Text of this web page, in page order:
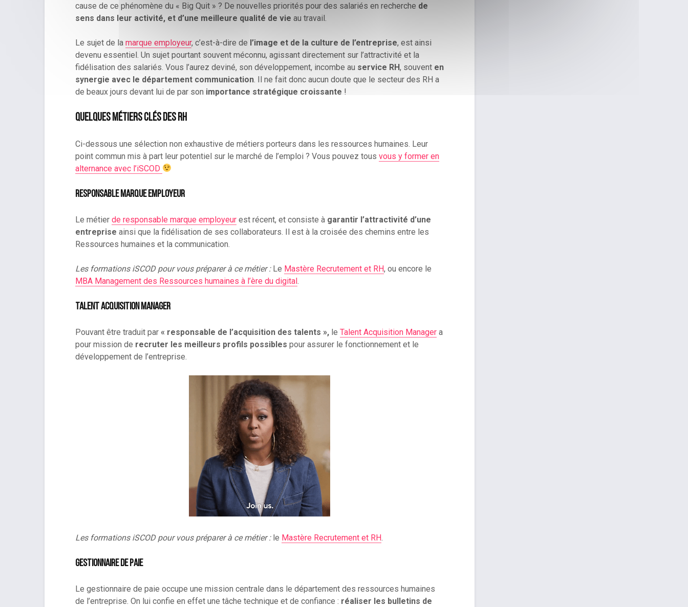
cause de ce phénomène du « Big Quit » ? De nouvelles priorités pour des salariés en recherche de
sens dans leur activité, et d’une meilleure qualité de vie au travail.
Le sujet de la marque employeur, c’est-à-dire de l’image et de la culture de l’entreprise, est ainsi
devenu essentiel. Un sujet pourtant souvent méconnu, agissant directement sur l’attractivité et la
fidélisation des salariés. Vous l’aurez deviné, son développement, incombe au service RH, souvent en
synergie avec le département communication . Il ne fait donc aucun doute que le secteur des RH a
de beaux jours devant lui de par son importance stratégique croissante !
Quelques métiers clés des RH
Ci-dessous une sélection non exhaustive de métiers porteurs dans les ressources humaines. Leur
point commun mis à part leur potentiel sur le marché de l’emploi ? Vous pouvez tous vous y former en
alternance avec l’iSCOD
Responsable marque employeur
Le métier de responsable marque employeur est récent, et consiste à garantir l’attractivité d’une
entreprise ainsi que la fidélisation de ses collaborateurs. Il est à la croisée des chemins entre les
Ressources humaines et la communication.
Les formations iSCOD pour vous préparer à ce métier :Le Mastère Recrutement et RH, ou encore le
MBA Management des Ressources humaines à l’ère du digital
Talent Acquisition Manager
Pouvant être traduit par « responsable de l’acquisition des talents », le Talent Acquisition Manager a
pour mission de recruter les meilleurs profils possibles pour assurer le fonctionnement et le
développement de l’entreprise.
Les formations iSCOD pour vous préparer à ce métier :le Mastère Recrutement et RH
Gestionnaire de Paie
Le gestionnaire de paie occupe une mission centrale dans le département des ressources humaines
de l’entreprise. On lui confie en effet une tâche technique et de confiance : réaliser les bulletins de